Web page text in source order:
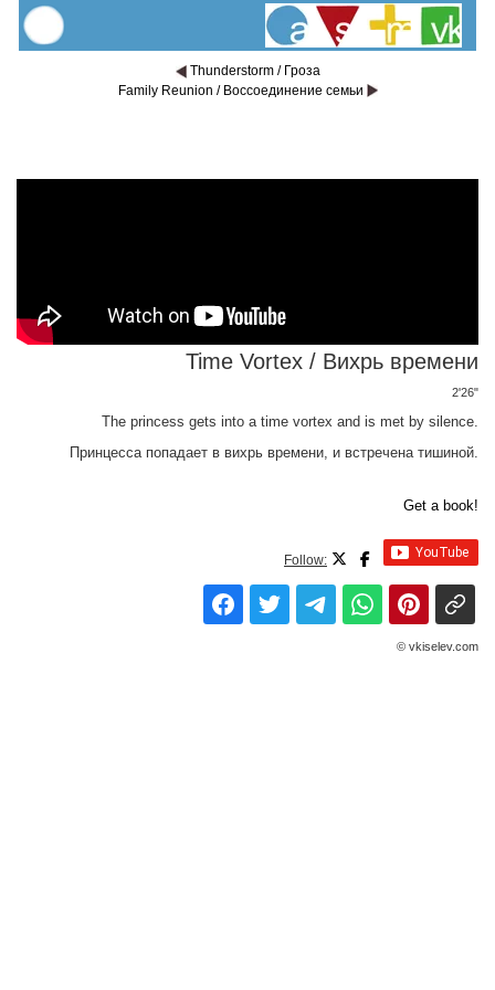
Thunderstorm / Гроза
Family Reunion / Воссоединение семьи
Time Vortex / Вихрь времени
2'26"
The princess gets into a time vortex and is met by silence.
Принцесса попадает в вихрь времени, и встречена тишиной.
Get a book!
Follow:
© vkiselev.com